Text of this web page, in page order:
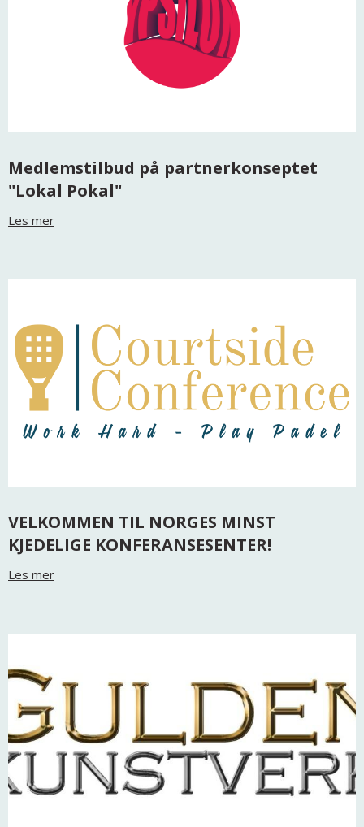
Medlemstilbud på partnerkonseptet
"Lokal Pokal"
Les mer
VELKOMMEN TIL NORGES MINST
KJEDELIGE KONFERANSESENTER!
Les mer